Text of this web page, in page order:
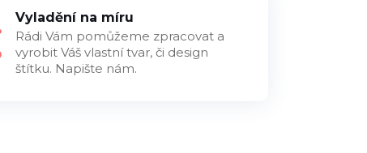
Vyladění na míru
Rádi Vám pomůžeme zpracovat a
vyrobit Váš vlastní tvar, či design
štítku. Napište nám.